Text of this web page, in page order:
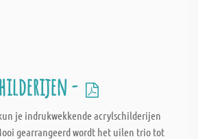
-
je indrukwekkende acrylschilderijen
gearrangeerd wordt het uilen trio tot